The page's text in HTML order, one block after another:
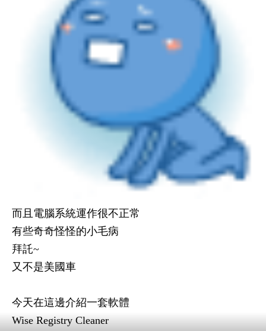
而且電腦系統運作很不正常
有些奇奇怪怪的小毛病
拜託~
又不是美國車
今天在這邊介紹一套軟體
Wise Registry Cleaner